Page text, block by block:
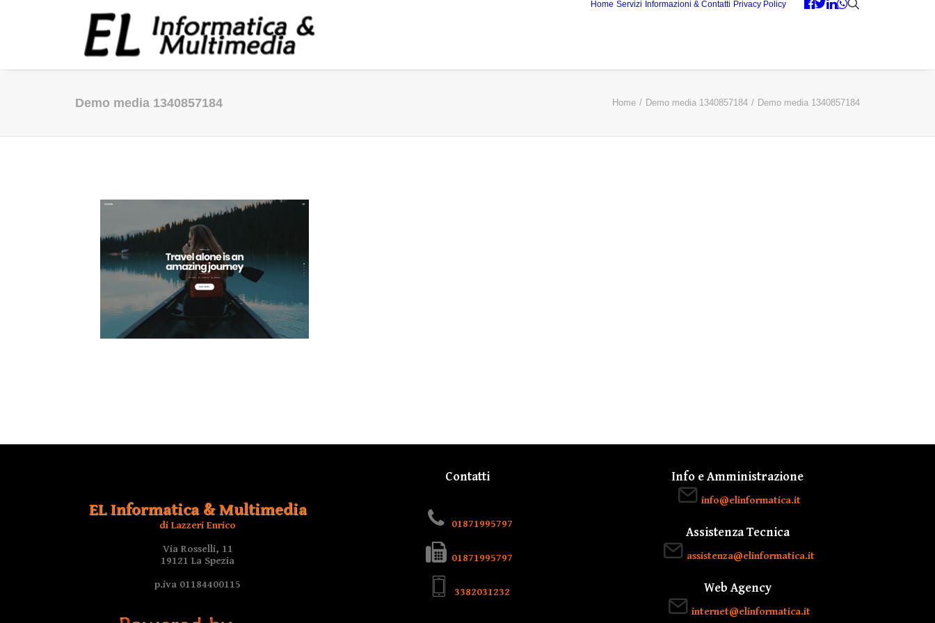
Home Servizi Informazioni & Contatti Privacy Policy
Demo media 1340857184 Home Demo media 1340857184 Demo media 1340857184
EL Informatica & Multimedia
di Lazzeri Enrico
Via Rosselli, 11
19121 La Spezia
p.iva 01184400115
Contatti
01871995797
01871995797
3382031232
Info e Amministrazione
info@elinformatica.it
Assistenza Tecnica
assistenza@elinformatica.it
Web Agency
internet@elinformatica.it